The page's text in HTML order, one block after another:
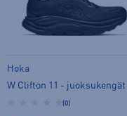
Hoka
W Clifton 11 - juoksukengät
(0)